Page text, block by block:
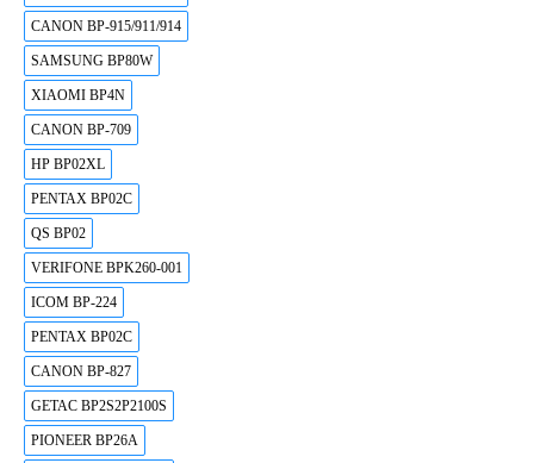
CANON BP-915/911/914
SAMSUNG BP80W
XIAOMI BP4N
CANON BP-709
HP BP02XL
PENTAX BP02C
QS BP02
VERIFONE BPK260-001
ICOM BP-224
PENTAX BP02C
CANON BP-827
GETAC BP2S2P2100S
PIONEER BP26A